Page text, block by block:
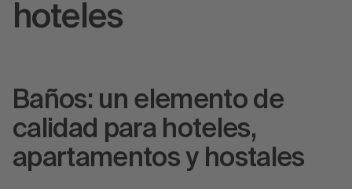
hoteles
Baños: un elemento de
calidad para hoteles,
apartamentos y hostales